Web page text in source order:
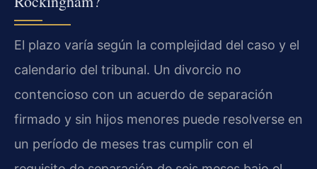
El plazo varía según la complejidad del caso y el
calendario del tribunal. Un divorcio no
contencioso con un acuerdo de separación
firmado y sin hijos menores puede resolverse en
un período de meses tras cumplir con el